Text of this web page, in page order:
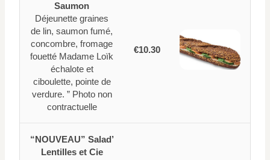
Saumon
Déjeunette graines
de lin, saumon fumé,
concombre, fromage
fouetté Madame Loïk
échalote et
ciboulette, pointe de
verdure. ” Photo non
contractuelle
€10.30
“NOUVEAU” Salad’
Lentilles et Cie